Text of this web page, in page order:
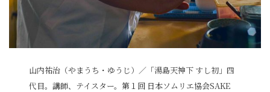
山内祐治（やまうち・ゆうじ）／「湯島天神下 すし初」四
代目。講師、テイスター。第１回 日本ソムリエ協会SAKE